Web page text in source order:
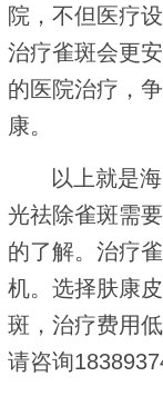
院，不但医疗
治疗雀斑会更
的医院治疗，
康。
以上就是
光祛除雀斑需
的了解。治疗
机。选择肤康
斑，治疗费用
请咨询